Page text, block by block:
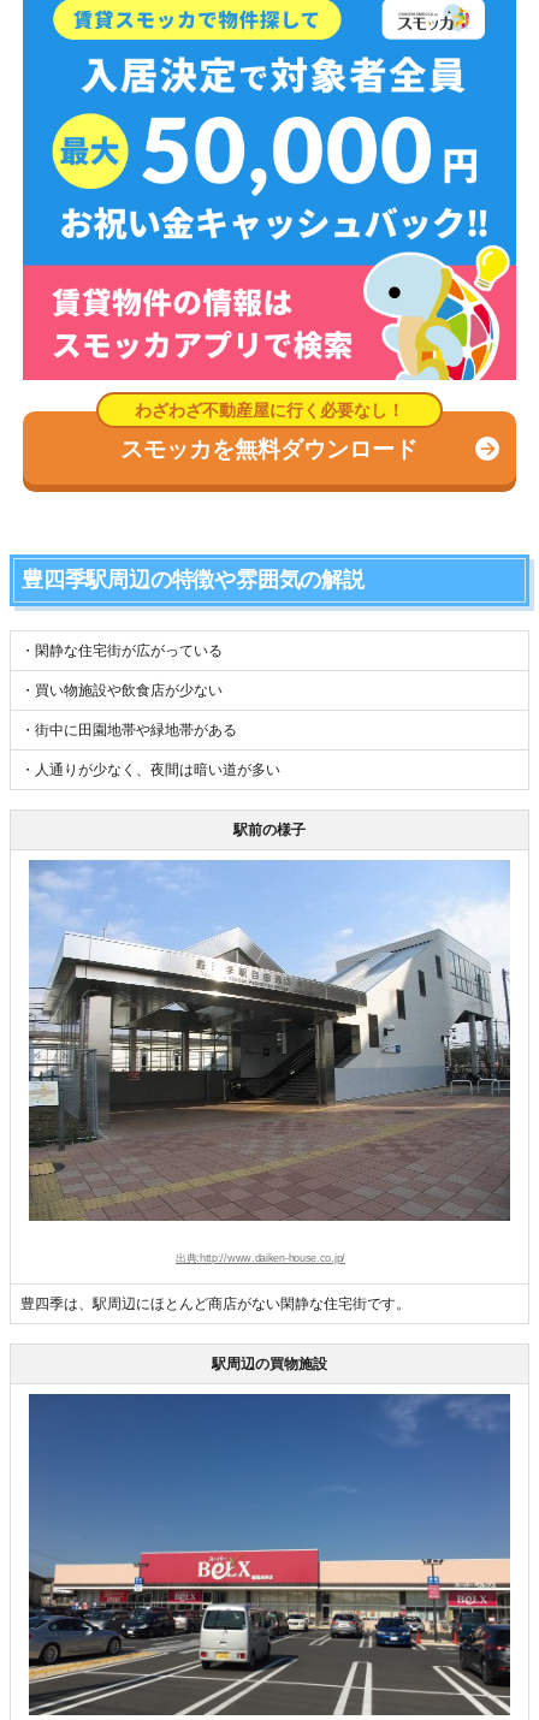
スモッカを無料ダウンロード
豊四季駅周辺の特徴や雰囲気の解説
・閑静な住宅街が広がっている
・買い物施設や飲食店が少ない
・街中に田園地帯や緑地帯がある
・人通りが少なく、夜間は暗い道が多い
駅前の様子
出典:http://www.daiken-house.co.jp/
豊四季は、駅周辺にほとんど商店がない閑静な住宅街です。
駅周辺の買物施設